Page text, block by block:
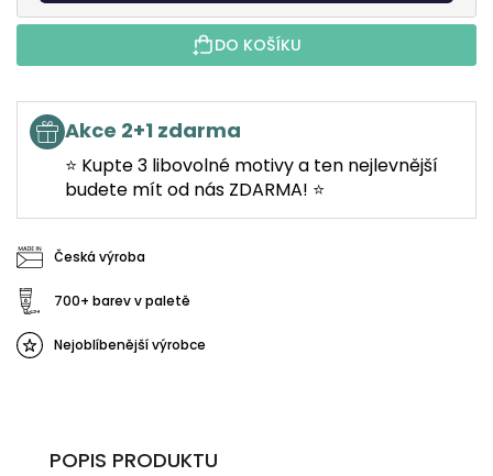
DO KOŠÍKU
Akce 2+1 zdarma
⭐ Kupte 3 libovolné motivy a ten nejlevnější
budete mít od nás ZDARMA! ⭐
Česká výroba
700+ barev v paletě
Nejoblíbenější výrobce
POPIS PRODUKTU